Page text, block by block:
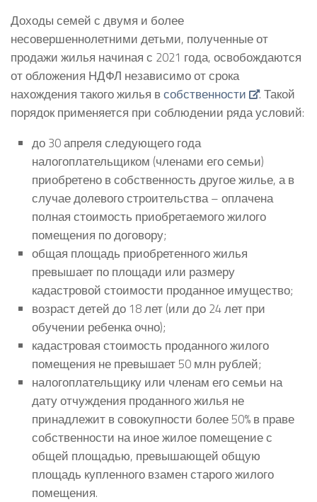
Доходы семей с двумя и более
несовершеннолетними детьми, полученные от
продажи жилья начиная с 2021 года, освобождаются
от обложения НДФЛ независимо от срока
нахождения такого жилья всобственности
. Такой
порядок применяется при соблюдении ряда условий:
до 30 апреля следующего года
налогоплательщиком (членами его семьи)
приобретено в собственность другое жилье, а в
случае долевого строительства – оплачена
полная стоимость приобретаемого жилого
помещения по договору;
общая площадь приобретенного жилья
превышает по площади или размеру
кадастровой стоимости проданное имущество;
возраст детей до 18 лет (или до 24 лет при
обучении ребенка очно);
кадастровая стоимость проданного жилого
помещения не превышает 50 млн рублей;
налогоплательщику или членам его семьи на
дату отчуждения проданного жилья не
принадлежит в совокупности более 50% в праве
собственности на иное жилое помещение с
общей площадью, превышающей общую
площадь купленного взамен старого жилого
помещения.